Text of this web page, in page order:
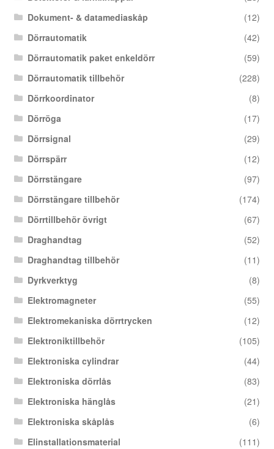
Dokument- & datamediaskåp
(12)
Dörrautomatik
(42)
Dörrautomatik paket enkeldörr
(59)
Dörrautomatik tillbehör
(228)
Dörrkoordinator
(8)
Dörröga
(17)
Dörrsignal
(29)
Dörrspärr
(12)
Dörrstängare
(97)
Dörrstängare tillbehör
(174)
Dörrtillbehör övrigt
(67)
Draghandtag
(52)
Draghandtag tillbehör
(11)
Dyrkverktyg
(8)
Elektromagneter
(55)
Elektromekaniska dörrtrycken
(12)
Elektroniktillbehör
(105)
Elektroniska cylindrar
(44)
Elektroniska dörrlås
(83)
Elektroniska hänglås
(21)
Elektroniska skåplås
(6)
Elinstallationsmaterial
(111)